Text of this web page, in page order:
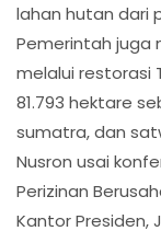
lahan hutan dari
Pemerintah juga
melalui restorasi
81.793 hektare
sumatra, dan
Nusron usai
Perizinan
Kantor Presiden,